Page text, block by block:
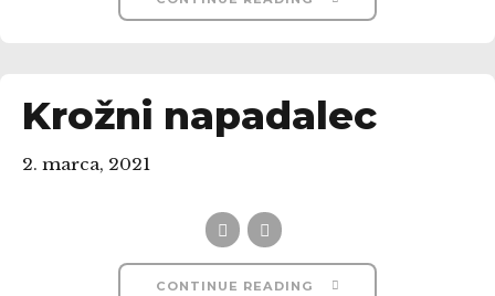
Krožni napadalec
2. marca, 2021
CONTINUE READING